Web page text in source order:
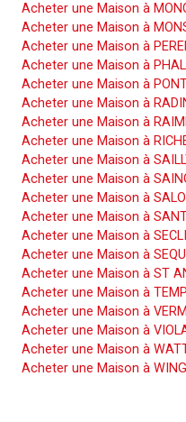
Acheter une Maison à
Acheter une Maison à
Acheter une Maison à
Acheter une Maison à
Acheter une Maison à
Acheter une Maison à
Acheter une Maison à
Acheter une Maison à
Acheter une Maison à
Acheter une Maison à
Acheter une Maison à
Acheter une Maison à
Acheter une Maison à
Acheter une Maison à
Acheter une Maison à ST
Acheter une Maison à
Acheter une Maison à
Acheter une Maison à
Acheter une Maison à
Acheter une Maison à